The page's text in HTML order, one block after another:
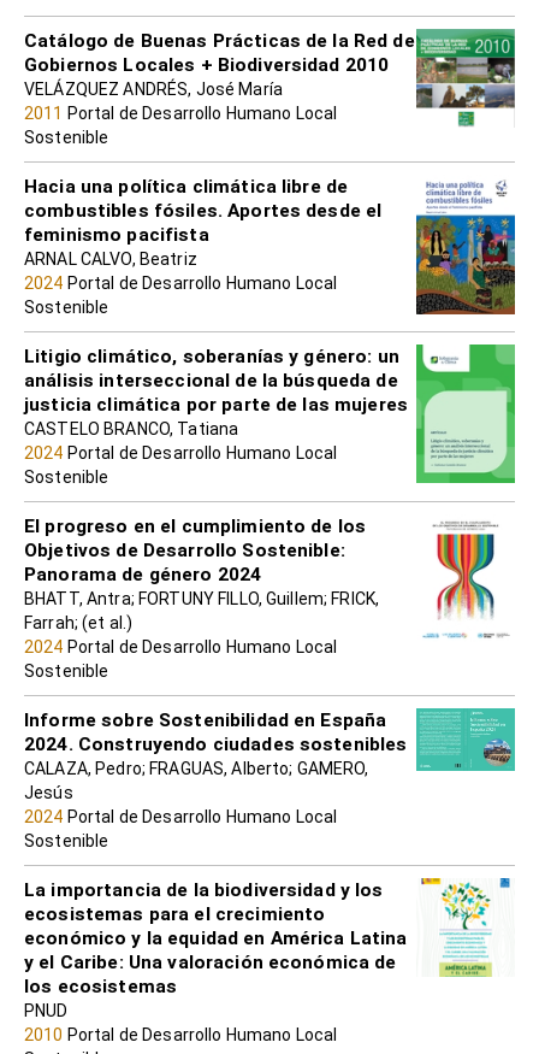
Catálogo de Buenas Prácticas de la Red de
Gobiernos Locales + Biodiversidad 2010
VELÁZQUEZ ANDRÉS, José María
2011 Portal de Desarrollo Humano Local
Sostenible
Hacia una política climática libre de
combustibles fósiles. Aportes desde el
feminismo pacifista
ARNAL CALVO, Beatriz
2024 Portal de Desarrollo Humano Local
Sostenible
Litigio climático, soberanías y género: un
análisis interseccional de la búsqueda de
justicia climática por parte de las mujeres
CASTELO BRANCO, Tatiana
2024 Portal de Desarrollo Humano Local
Sostenible
El progreso en el cumplimiento de los
Objetivos de Desarrollo Sostenible:
Panorama de género 2024
BHATT, Antra; FORTUNY FILLO, Guillem; FRICK,
Farrah; (et al.)
2024 Portal de Desarrollo Humano Local
Sostenible
Informe sobre Sostenibilidad en España
2024. Construyendo ciudades sostenibles
CALAZA, Pedro; FRAGUAS, Alberto; GAMERO,
Jesús
2024 Portal de Desarrollo Humano Local
Sostenible
La importancia de la biodiversidad y los
ecosistemas para el crecimiento
económico y la equidad en América Latina
y el Caribe: Una valoración económica de
los ecosistemas
PNUD
2010 Portal de Desarrollo Humano Local